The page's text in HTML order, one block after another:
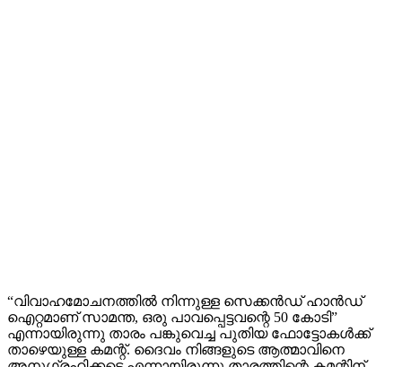
“വിവാഹമോചനത്തിൽ നിന്നുള്ള സെക്കൻഡ് ഹാൻഡ്
ഐറ്റമാണ് സാമന്ത, ഒരു പാവപ്പെട്ടവന്റെ 50 കോടി”
എന്നായിരുന്നു താരം പങ്കുവെച്ച പുതിയ ഫോട്ടോകൾക്ക്
താഴെയുള്ള കമന്റ്. ദൈവം നിങ്ങളുടെ ആത്മാവിനെ